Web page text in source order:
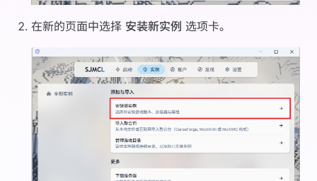
在新的页面中选择 安装新实例 选项卡。